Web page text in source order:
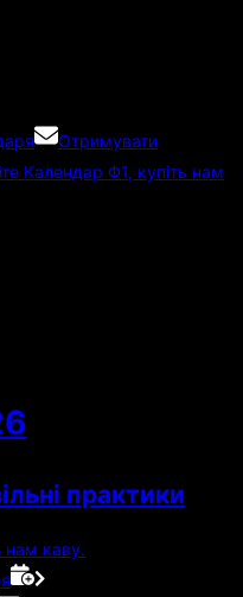
Отримувати
Календар Ф1, купіть нам
практики
нам каву.